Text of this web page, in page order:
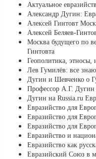
Актуальное
Александр Дугин:
Алексей Гинтовт
Алексей Беляев-
Москва будущего по
Гинтовта
Геополитика, этносы,
Лев Гумилёв: все
Дугин и Шевченко о
Профессор А.Г. Дугин
Дугин на Russia.ru
Евразийство для
Евразийство для
Евразийство для
Евразийство и
Евразийство как
Евразийский Союз в